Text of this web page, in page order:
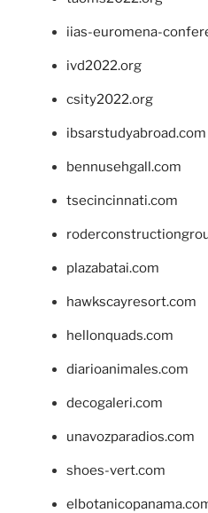
iias-euromena-
ivd2022.org
csity2022.org
ibsarstudyabroad.com
bennusehgall.com
tsecincinnati.com
plazabatai.com
hawkscayresort.com
hellonquads.com
diarioanimales.com
decogaleri.com
unavozparadios.com
shoes-vert.com